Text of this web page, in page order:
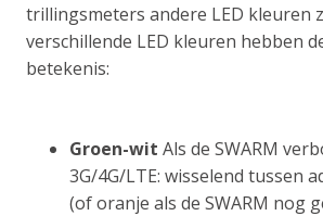
trillingsmeters andere LED kleuren
verschillende LED kleuren hebben
betekenis:
Groen-wit Als de SWARM
3G/4G/LTE: wisselend tussen
(of oranje als de SWARM nog